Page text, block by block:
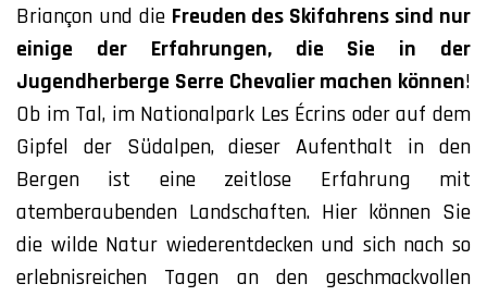
Briançon und die Freuden des Skifahrens sind nur
einige der Erfahrungen, die Sie in der
Jugendherberge Serre Chevalier machen können!
Ob im Tal, im Nationalpark Les Écrins oder auf dem
Gipfel der Südalpen, dieser Aufenthalt in den
Bergen ist eine zeitlose Erfahrung mit
atemberaubenden Landschaften. Hier können Sie
die wilde Natur wiederentdecken und sich nach so
erlebnisreichen Tagen an den geschmackvollen